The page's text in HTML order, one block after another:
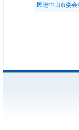
民进中山市委